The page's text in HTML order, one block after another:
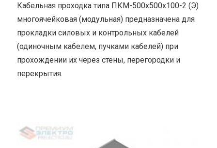
Кабельная проходка типа ПКМ-500х500х100-2 (Э)
многоячейковая (модульная) предназначена для
прокладки силовых и контрольных кабелей
(одиночным кабелем, пучками кабелей) при
прохождении их через стены, перегородки и
перекрытия.